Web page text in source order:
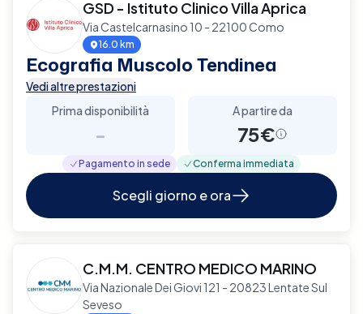
GSD - Istituto Clinico Villa Aprica
Via Castelcarnasino 10 - 22100 Como
16.0 km
Ecografia Muscolo Tendinea
Vedi altre prestazioni
Prima disponibilità
-
A partire da
75€
Pagamento in sede Conferma immediata
Scegli giorno e ora
C.M.M. CENTRO MEDICO MARINO
Via Nazionale Dei Giovi 121 - 20823 Lentate Sul
Seveso